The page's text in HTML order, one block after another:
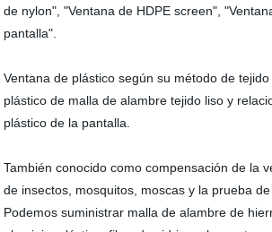
de nylon", "Ventana de HDPE screen",
pantalla".
Ventana de plástico según su método de
plástico de malla de alambre tejido liso y
plástico de la pantalla.
También conocido como compensación de la
de insectos, mosquitos, moscas y la prueba
Podemos suministrar malla de alambre de